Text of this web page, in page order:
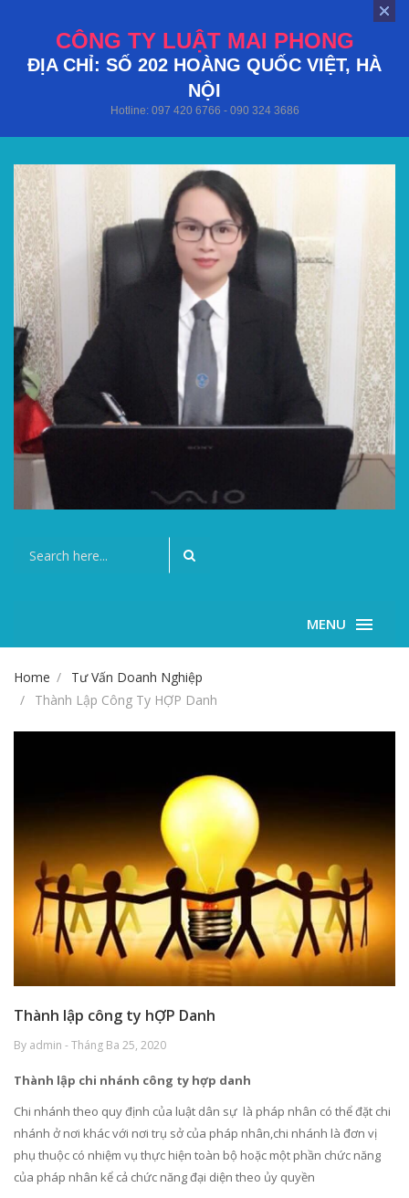
CÔNG TY LUẬT MAI PHONG
ĐỊA CHỈ: SỐ 202 HOÀNG QUỐC VIỆT, HÀ
NỘI
Hotline: 097 420 6766 - 090 324 3686
MENU
Home
Tư Vấn Doanh Nghiệp
Thành Lập Công Ty HỢP Danh
Thành lập công ty hỢP Danh
By admin - Tháng Ba 25, 2020
Thành lập chi nhánh công ty hợp danh
Chi nhánh theo quy định của luật dân sự là pháp nhân có thể đặt chi
nhánh ở nơi khác với nơi trụ sở của pháp nhân,chi nhánh là đơn vị
phụ thuộc có nhiệm vụ thực hiện toàn bộ hoặc một phần chức năng
của pháp nhân kể cả chức năng đại diện theo ủy quyền